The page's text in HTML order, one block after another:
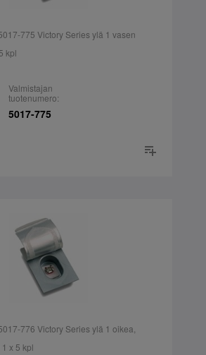
775 Victory Series ylä 1 vasen
kpl
Valmistajan
tuotenumero:
5017-775
776 Victory Series ylä 1 oikea,
x 5 kpl